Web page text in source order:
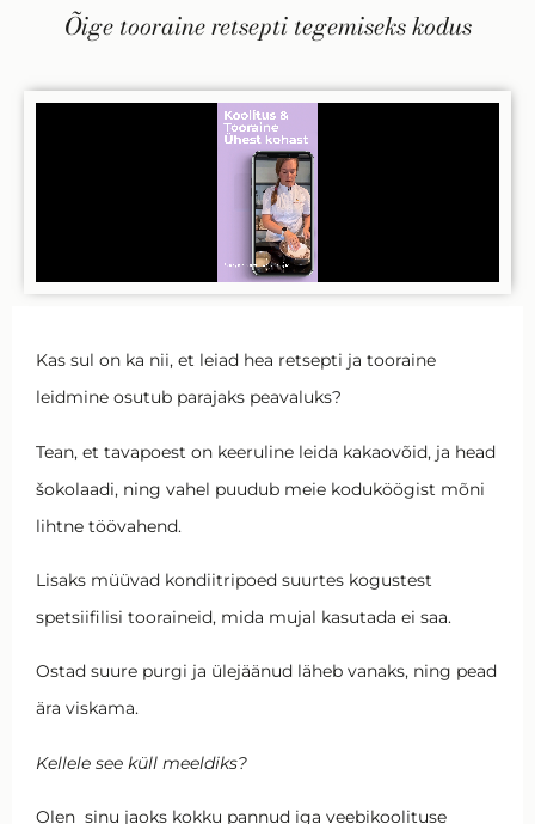
Õige tooraine retsepti tegemiseks kodus
Kas sul on ka nii, et leiad hea retsepti ja tooraine
leidmine osutub parajaks peavaluks?
Tean, et tavapoest on keeruline leida kakaovõid, ja head
šokolaadi, ning vahel puudub meie koduköögist mõni
lihtne töövahend.
Lisaks müüvad kondiitripoed suurtes kogustest
spetsiifilisi tooraineid, mida mujal kasutada ei saa.
Ostad suure purgi ja ülejäänud läheb vanaks, ning pead
ära viskama.
Kellele see küll meeldiks?
Olen sinu jaoks kokku pannud iga veebikoolituse